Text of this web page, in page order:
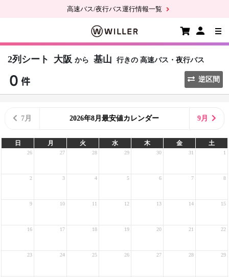
高速バス/夜行バス運行情報一覧
2列シート 大阪 から 基山 行きの 高速バス・夜行バス
逆区間
7月 2026年8月最安値カレンダー 9月
日 月 火 水 木 金 土
26 27 28 29 30 31 1
2 3 4 5 6 7 8
9 10 11 12 13 14 15
16 17 18 19 20 21 22
23 24 25 26 27 28 29